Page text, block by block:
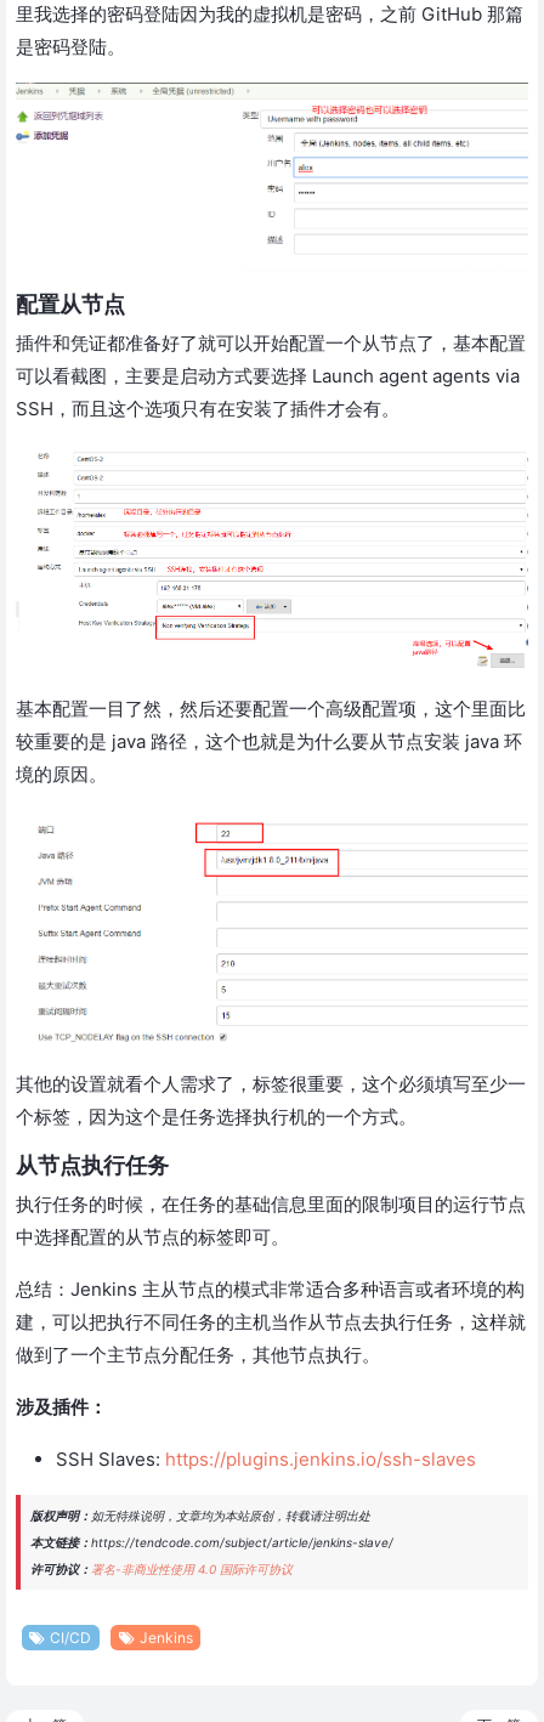
里我选择的密码登陆因为我的虚拟机是密码，之前 GitHub 那篇
是密码登陆。
配置从节点
插件和凭证都准备好了就可以开始配置一个从节点了，基本配置
可以看截图，主要是启动方式要选择 Launch agent agents via
SSH，而且这个选项只有在安装了插件才会有。
基本配置一目了然，然后还要配置一个高级配置项，这个里面比
较重要的是 java 路径，这个也就是为什么要从节点安装 java 环
境的原因。
其他的设置就看个人需求了，标签很重要，这个必须填写至少一
个标签，因为这个是任务选择执行机的一个方式。
从节点执行任务
执行任务的时候，在任务的基础信息里面的限制项目的运行节点
中选择配置的从节点的标签即可。
总结：Jenkins 主从节点的模式非常适合多种语言或者环境的构
建，可以把执行不同任务的主机当作从节点去执行任务，这样就
做到了一个主节点分配任务，其他节点执行。
涉及插件：
SSH Slaves: https://plugins.jenkins.io/ssh-slaves
版权声明： 如无特殊说明，文章均为本站原创，转载请注明出处
本文链接：https://tendcode.com/subject/article/jenkins-slave/
许可协议：署名-非商业性使用 4.0 国际许可协议
CI/CD Jenkins